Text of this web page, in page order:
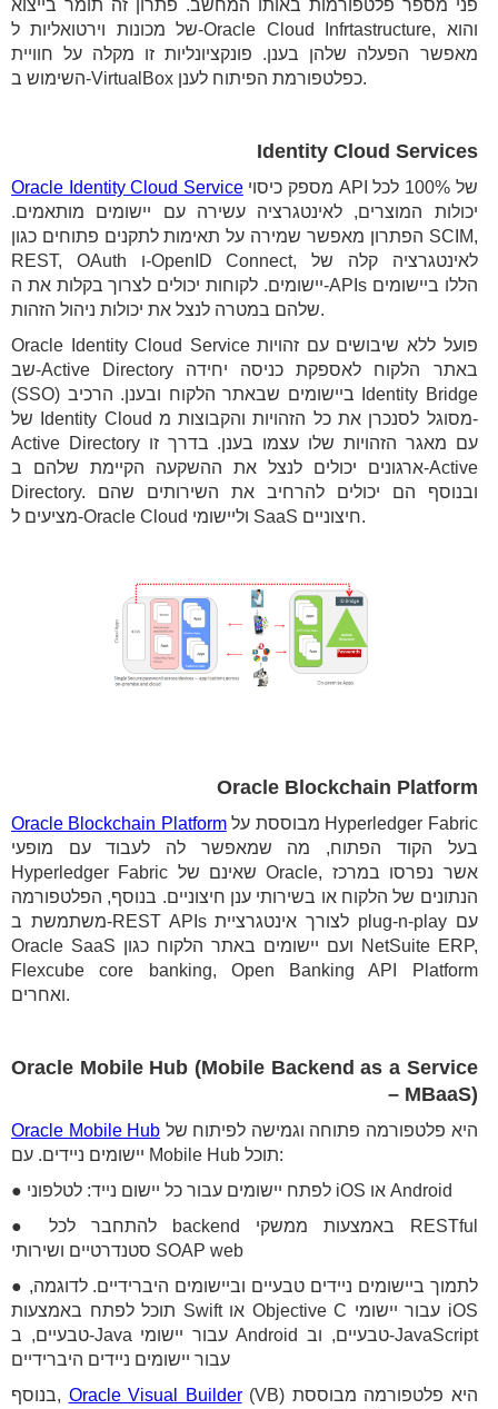
פני מספר פלטפורמות באותו המחשב. פתרון זה תומר בייצוא
של מכונות וירטואליות ל-Oracle Cloud Infrtastructure, והוא
מאפשר הפעלה שלהן בענן. פונקציונליות זו מקלה על חוויית
השימוש ב-VirtualBox כפלטפורמת הפיתוח לענן.
Identity Cloud Services
Oracle Identity Cloud Serviceמספק כיסוי API של 100% לכל
יכולות המוצרים, לאינטגרציה עשירה עם יישומים מותאמים.
הפתרון מאפשר שמירה על תאימות לתקנים פתוחים כגון SCIM,
REST, OAuth ו-OpenID Connect, לאינטגרציה קלה של
יישומים. לקוחות יכולים לצרוך בקלות את ה-APIs הללו ביישומים
שלהם במטרה לנצל את יכולות ניהול הזהות.
Oracle Identity Cloud Service פועל ללא שיבושים עם זהויות
שב-Active Directory באתר הלקוח לאספקת כניסה יחידה
(SSO) ביישומים שבאתר הלקוח ובענן. הרכיב Identity Bridge
של Identity Cloud מסוגל לסנכרן את כל הזהויות והקבוצות מ-
Active Directory עם מאגר הזהויות שלו עצמו בענן. בדרך זו
ארגונים יכולים לנצל את ההשקעה הקיימת שלהם ב-Active
Directory. ובנוסף הם יכולים להרחיב את השירותים שהם
מציעים ל-Oracle Cloud וליישומי SaaS חיצוניים.
Oracle Blockchain Platform
Oracle Blockchain Platformמבוססת על Hyperledger Fabric
בעל הקוד הפתוח, מה שמאפשר לה לעבוד עם מופעי
Hyperledger Fabric שאינם של Oracle, אשר נפרסו במרכז
הנתונים של הלקוח או בשירותי ענן חיצוניים. בנוסף, הפלטפורמה
משתמשת ב-REST APIs לצורך אינטגרציית plug-n-play עם
Oracle SaaS ועם יישומים באתר הלקוח כגון NetSuite ERP,
Flexcube core banking, Open Banking API Platform
ואחרים.
Oracle Mobile Hub (Mobile Backend as a Service
– MBaaS)
Oracle Mobile Hub
יישומים ניידים. עם Mobile Hub תוכל:
● לפתח יישומים עבור כל יישום נייד: לטלפוני iOS או Android
● להתחבר לכל backend באמצעות ממשקי RESTful
סטנדרטיים ושירותי SOAP web
● לתמוך ביישומים ניידים טבעיים וביישומים היברידיים. לדוגמה,
תוכל לפתח באמצעות Swift או Objective C עבור יישומי iOS
טבעיים, ב-Java עבור יישומי Android טבעיים, וב-JavaScript
עבור יישומים ניידים היברידיים
בנוסף, Oracle Visual Builder(VB) היא פלטפורמה מבוססת